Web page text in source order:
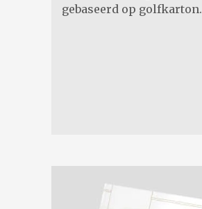
gebaseerd op golfkarton.